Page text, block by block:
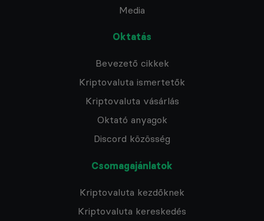
Media
Oktatás
Bevezető cikkek
Kriptovaluta ismertetők
Kriptovaluta vásárlás
Oktató anyagok
Discord közösség
Csomagajánlatok
Kriptovaluta kezdőknek
Kriptovaluta kereskedés